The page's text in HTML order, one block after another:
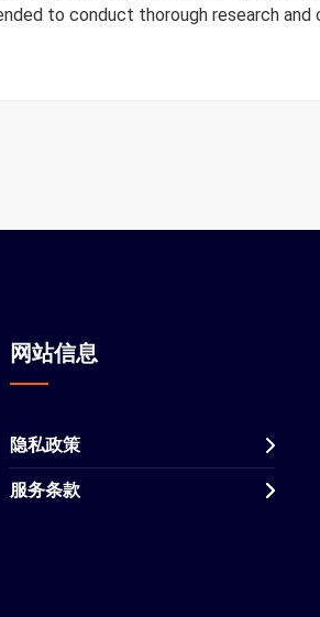
to conduct thorough research
网站信息
隐私政策
服务条款